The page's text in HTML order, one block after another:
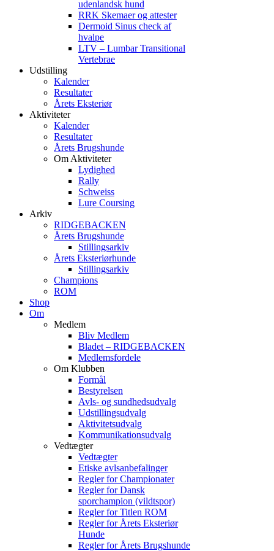
udenlandsk hund
RRK Skemaer og attester
Dermoid Sinus check af
hvalpe
LTV – Lumbar Transitional
Vertebrae
Udstilling
Kalender
Resultater
Årets Eksteriør
Aktiviteter
Kalender
Resultater
Årets Brugshunde
Om Aktiviteter
Lydighed
Rally
Schweiss
Lure Coursing
Arkiv
RIDGEBACKEN
Årets Brugshunde
Stillingsarkiv
Årets Eksteriørhunde
Stillingsarkiv
Champions
ROM
Shop
Om
Medlem
Bliv Medlem
Bladet – RIDGEBACKEN
Medlemsfordele
Om Klubben
Formål
Bestyrelsen
Avls- og sundhedsudvalg
Udstillingsudvalg
Aktivitetsudvalg
Kommunikationsudvalg
Vedtægter
Vedtægter
Etiske avlsanbefalinger
Regler for Championater
Regler for Dansk
sporchampion (vildtspor)
Regler for Titlen ROM
Regler for Årets Eksteriør
Hunde
Regler for Årets Brugshunde